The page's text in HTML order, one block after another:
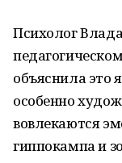
Психолог
объяснила это
особенно
вовлекаются
гиппокампа и